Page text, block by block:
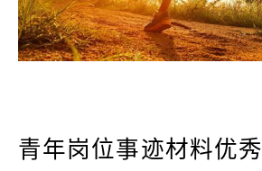
青年岗位事迹材料优